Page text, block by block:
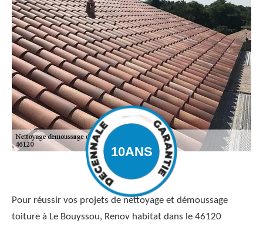
Pour réussir vos projets de nettoyage et démoussage
toiture à Le Bouyssou, Renov habitat dans le 46120